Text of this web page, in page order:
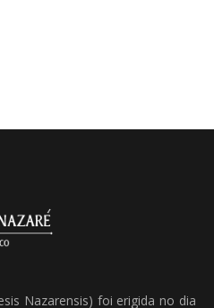
Nazarensis) foi erigida no dia